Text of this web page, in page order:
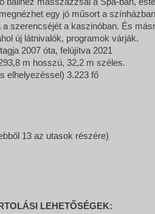
egy jó műsort a
a szerencséjét a kaszinóban. És
új látnivalók, programok várják.
2007 óta, felújítva 2021
m hosszú, 32,2 m széles.
elhelyezéssel) 3.223 fő
13 az utasok részére)
LEHETŐSÉGEK: